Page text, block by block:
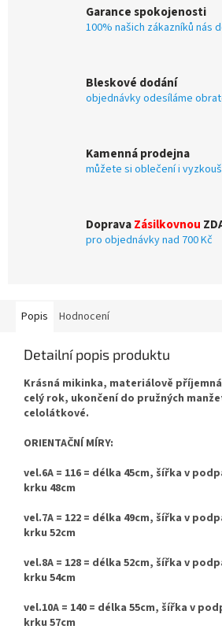
Garance spokojenosti
100% našich zákazníků nás
Bleskové dodání
objednávky odesíláme
Kamenná prodejna
můžete si oblečení i
DopravaZásilkovnou
pro objednávky nad 700 Kč
Popis Hodnocení
Detailní popis produktu
Krásná mikinka, materiálově
celý rok, ukončení do pružných
celolátkové.
ORIENTAČNÍ MÍRY:
vel.6A = 116 = délka 45cm, šířka v
krku 48cm
vel.7A = 122 = délka 49cm, šířka v
krku 52cm
vel.8A = 128 = délka 52cm, šířka v
krku 54cm
vel.10A = 140 = délka 55cm, šířka v
krku 57cm